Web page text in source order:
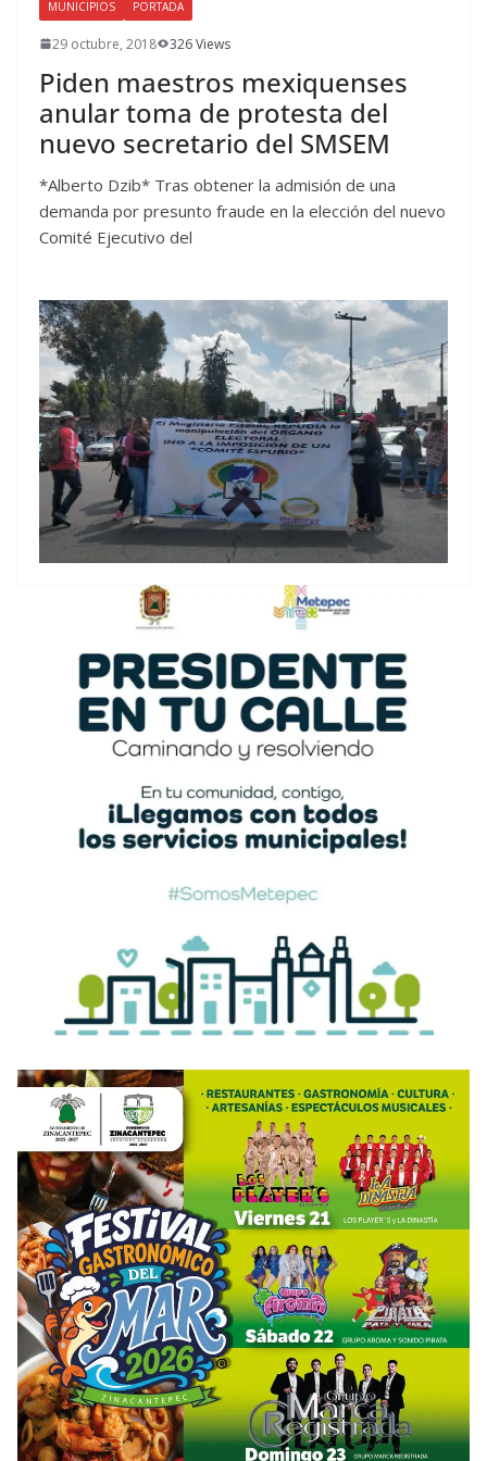
MUNICIPIOS PORTADA
29 octubre, 2018 326 Views
Piden maestros mexiquenses
anular toma de protesta del
nuevo secretario del SMSEM
*Alberto Dzib* Tras obtener la admisión de una
demanda por presunto fraude en la elección del nuevo
Comité Ejecutivo del